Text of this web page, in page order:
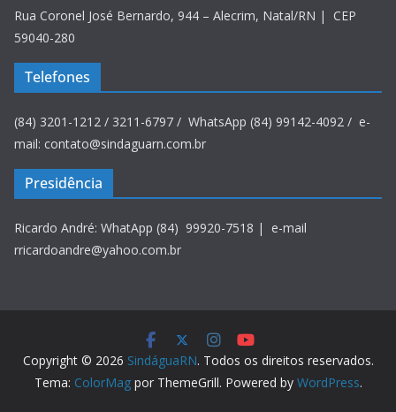
Rua Coronel José Bernardo, 944 – Alecrim, Natal/RN | CEP
59040-280
Telefones
(84) 3201-1212 / 3211-6797 / WhatsApp (84) 99142-4092 / e-
mail: contato@sindaguarn.com.br
Presidência
Ricardo André: WhatApp (84) 99920-7518 | e-mail
rricardoandre@yahoo.com.br
Copyright © 2026 SindáguaRN. Todos os direitos reservados.
Tema: ColorMagpor ThemeGrill. Powered by WordPress.